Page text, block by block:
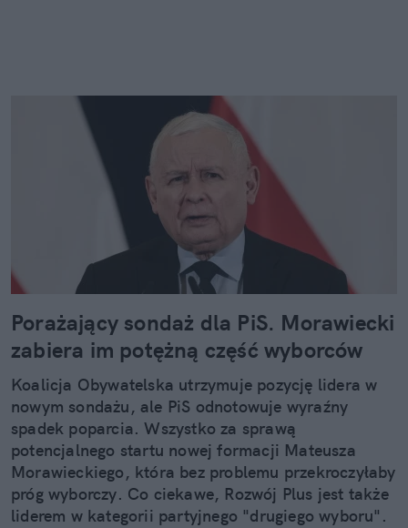
Porażający sondaż dla PiS. Morawiecki
zabiera im potężną część wyborców
Koalicja Obywatelska utrzymuje pozycję lidera w
nowym sondażu, ale PiS odnotowuje wyraźny
spadek poparcia. Wszystko za sprawą
potencjalnego startu nowej formacji Mateusza
Morawieckiego, która bez problemu przekroczyłaby
próg wyborczy. Co ciekawe, Rozwój Plus jest także
liderem w kategorii partyjnego "drugiego wyboru".